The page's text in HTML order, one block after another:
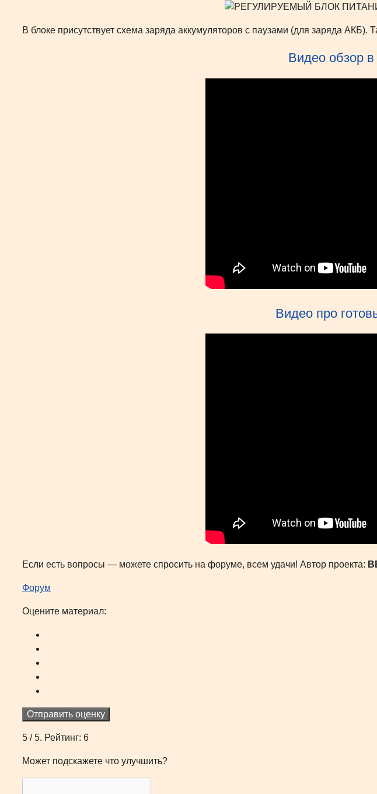
В блоке присутствует схема заряда аккумуляторов с паузами (для заряда АКБ).
Видео обзор в
Видео про
Если есть вопросы — можете спросить на форуме, всем удачи! Автор проекта:
Форум
Оцените материал:
Отправить оценку
5 / 5. Рейтинг: 6
Может подскажете что улучшить?